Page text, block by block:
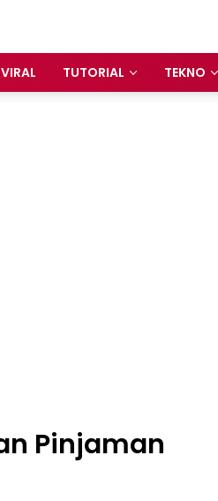
VIRAL TUTORIAL TEKNO
Pinjaman